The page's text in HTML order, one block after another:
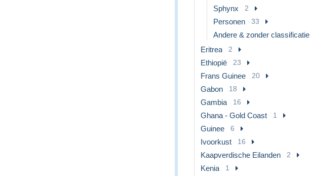
Sphynx 2
Personen 33
Andere & zonder classificatie
Eritrea 2
Ethiopië 23
Frans Guinee 20
Gabon 18
Gambia 16
Ghana - Gold Coast 1
Guinee 6
Ivoorkust 16
Kaapverdische Eilanden 2
Kenia 1